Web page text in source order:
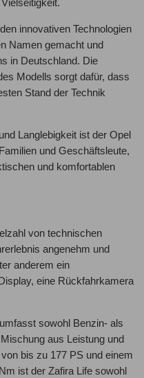
innovativen Technologien
Namen gemacht und
in Deutschland. Die
Modells sorgt dafür, dass
Stand der Technik
Langlebigkeit ist der Opel
und Geschäftsleute,
und komfortablen
von technischen
angenehm und
anderem ein
eine Rückfahrkamera
sowohl Benzin- als
aus Leistung und
bis zu 177 PS und einem
ist der Zafira Life sowohl